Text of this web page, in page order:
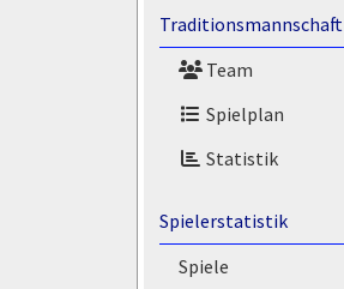
Traditionsmannschaft
Team
Spielplan
Statistik
Spielerstatistik
Spiele